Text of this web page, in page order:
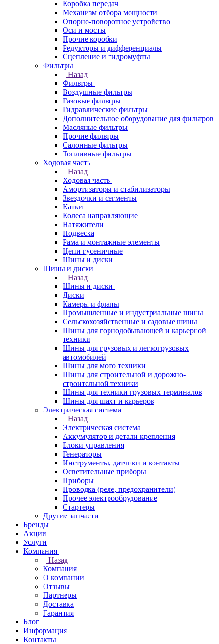
Коробка передач
Механизм отбора мощности
Опорно-поворотное устройство
Оси и мосты
Прочие коробки
Редукторы и дифференциалы
Сцепление и гидромуфты
Фильтры
Назад
Фильтры
Воздушные фильтры
Газовые фильтры
Гидравлические фильтры
Дополнительное оборудование для фильтров
Масляные фильтры
Прочие фильтры
Салонные фильтры
Топливные фильтры
Ходовая часть
Назад
Ходовая часть
Амортизаторы и стабилизаторы
Звездочки и сегменты
Катки
Колеса направляющие
Натяжители
Подвеска
Рама и монтажные элементы
Цепи гусеничные
Шины и диски
Шины и диски
Назад
Шины и диски
Диски
Камеры и флапы
Промышленные и индустриальные шины
Сельскохозяйственные и садовые шины
Шины для горнодобывающей и карьерной
техники
Шины для грузовых и легкогрузовых
автомобилей
Шины для мото техники
Шины для строительной и дорожно-
строительной техники
Шины для техники грузовых терминалов
Шины для шахт и карьеров
Электрическая система
Назад
Электрическая система
Аккумулятор и детали крепления
Блоки управления
Генераторы
Инструменты, датчики и контакты
Осветительные приборы
Приборы
Проводка (реле, предохранители)
Прочее электрообрудование
Стартеры
Другие запчасти
Бренды
Акции
Услуги
Компания
Назад
Компания
О компании
Отзывы
Партнеры
Доставка
Гарантия
Блог
Информация
Контакты